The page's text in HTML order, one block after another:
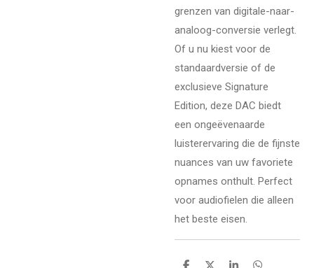
grenzen van digitale-naar-
analoog-conversie verlegt.
Of u nu kiest voor de
standaardversie of de
exclusieve Signature
Edition, deze DAC biedt
een ongeëvenaarde
luisterervaring die de fijnste
nuances van uw favoriete
opnames onthult. Perfect
voor audiofielen die alleen
het beste eisen.